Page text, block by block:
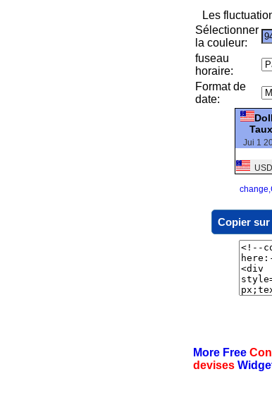
Les
Sélectionner
la couleur:
fuseau
horaire:
Format de
date:
Jui 1
USD
Copier sur
More Free
devises